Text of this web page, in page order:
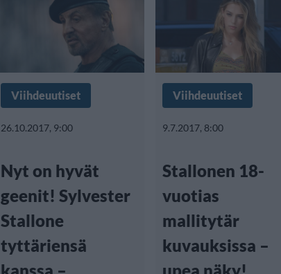
Viihdeuutiset
26.10.2017, 9:00
Nyt on hyvät
geenit! Sylvester
Stallone
tyttäriensä
Viihdeuutiset
9.7.2017, 8:00
Stallonen 18-
vuotias
mallitytär
kuvauksissa –